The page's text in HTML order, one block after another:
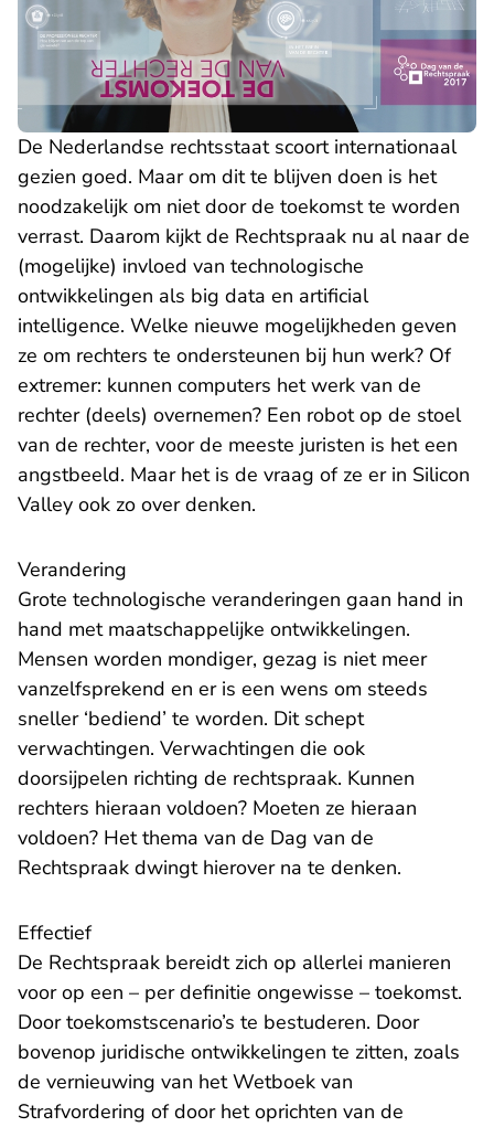
De Nederlandse rechtsstaat scoort internationaal
gezien goed. Maar om dit te blijven doen is het
noodzakelijk om niet door de toekomst te worden
verrast. Daarom kijkt de Rechtspraak nu al naar de
(mogelijke) invloed van technologische
ontwikkelingen als big data en artificial
intelligence. Welke nieuwe mogelijkheden geven
ze om rechters te ondersteunen bij hun werk? Of
extremer: kunnen computers het werk van de
rechter (deels) overnemen? Een robot op de stoel
van de rechter, voor de meeste juristen is het een
angstbeeld. Maar het is de vraag of ze er in Silicon
Valley ook zo over denken.
Verandering
Grote technologische veranderingen gaan hand in
hand met maatschappelijke ontwikkelingen.
Mensen worden mondiger, gezag is niet meer
vanzelfsprekend en er is een wens om steeds
sneller ‘bediend’ te worden. Dit schept
verwachtingen. Verwachtingen die ook
doorsijpelen richting de rechtspraak. Kunnen
rechters hieraan voldoen? Moeten ze hieraan
voldoen? Het thema van de Dag van de
Rechtspraak dwingt hierover na te denken.
Effectief
De Rechtspraak bereidt zich op allerlei manieren
voor op een – per definitie ongewisse – toekomst.
Door toekomstscenario’s te bestuderen. Door
bovenop juridische ontwikkelingen te zitten, zoals
de vernieuwing van hetWetboek van
Strafvordering of door het oprichten van de